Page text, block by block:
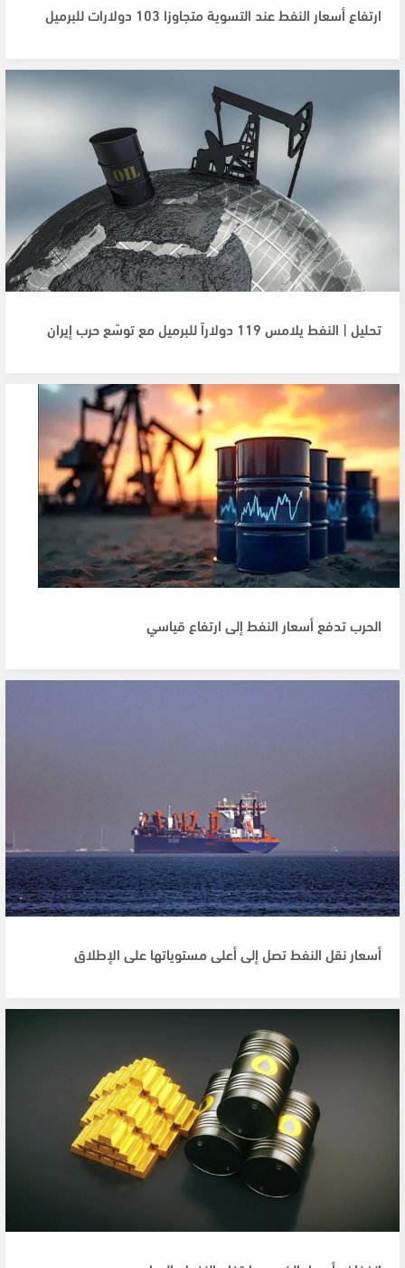
ارتفاع أسعار النفط عند التسوية متجاوزا 103 دولارات للبرميل
تحليل | النفط يلامس 119 دولاراً للبرميل مع توسّع حرب إيران
الحرب تدفع أسعار النفط إلى ارتفاع قياسي
أسعار نقل النفط تصل إلى أعلى مستوياتها على الإطلاق